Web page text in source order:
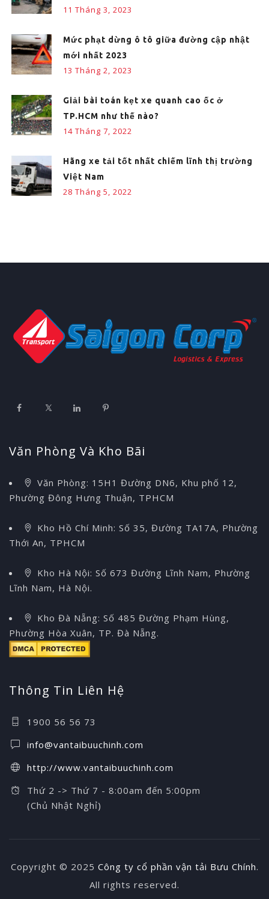
11 Tháng 3, 2023
Mức phạt dừng ô tô giữa đường cập nhật
mới nhất 2023
13 Tháng 2, 2023
Giải bài toán kẹt xe quanh cao ốc ở
TP.HCM như thế nào?
14 Tháng 7, 2022
Hãng xe tải tốt nhất chiếm lĩnh thị trường
Việt Nam
28 Tháng 5, 2022
Văn Phòng Và Kho Bãi
Văn Phòng: 15H1 Đường DN6, Khu phố 12,
Phường Đông Hưng Thuận, TPHCM
Kho Hồ Chí Minh: Số 35, Đường TA17A, Phường
Thới An, TPHCM
Kho Hà Nội: Số 673 Đường Lĩnh Nam, Phường
Lĩnh Nam, Hà Nội.
Kho Đà Nẵng: Số 485 Đường Phạm Hùng,
Phường Hòa Xuân, TP. Đà Nẵng.
Thông Tin Liên Hệ
1900 56 56 73
info@vantaibuuchinh.com
http://www.vantaibuuchinh.com
Thứ 2 -> Thứ 7 - 8:00am đến 5:00pm
(Chủ Nhật Nghỉ)
Copyright © 2025 Công ty cổ phần vận tải Bưu Chính.
All rights reserved.